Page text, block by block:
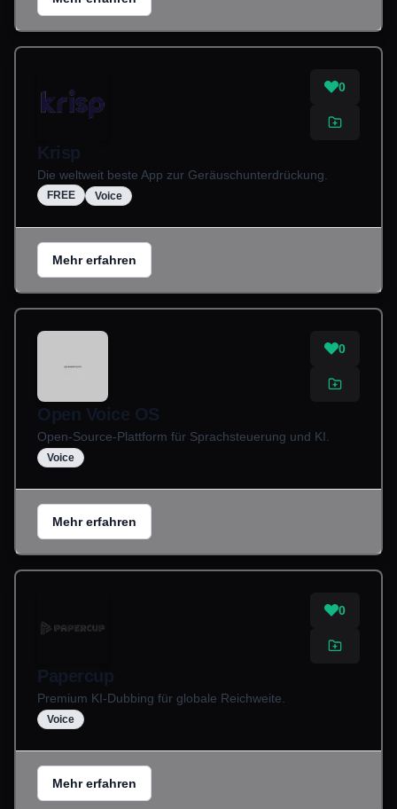
0
Krisp
Die weltweit beste App zur Geräuschunterdrückung.
FREE Voice
Mehr erfahren
0
Open Voice OS
Open-Source-Plattform für Sprachsteuerung und KI.
Voice
Mehr erfahren
0
Papercup
Premium KI-Dubbing für globale Reichweite.
Voice
Mehr erfahren